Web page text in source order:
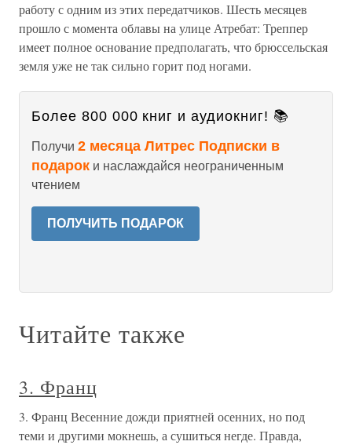
работу с одним из этих передатчиков. Шесть месяцев
прошло с момента облавы на улице Атребат: Треппер
имеет полное основание предполагать, что брюссельская
земля уже не так сильно горит под ногами.
Более 800 000 книг и аудиокниг! 📚
Получи 2 месяца Литрес Подписки в
подарок и наслаждайся неограниченным
чтением
ПОЛУЧИТЬ ПОДАРОК
Читайте также
3. Франц
3. Франц Весенние дожди приятней осенних, но под
теми и другими мокнешь, а сушиться негде. Правда,